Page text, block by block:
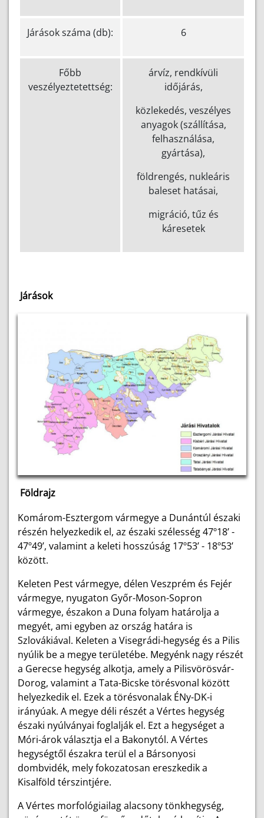
Járások száma (db): 6
Főbb
veszélyeztetettség:
árvíz, rendkívüli
időjárás,
közlekedés, veszélyes
anyagok (szállítása,
felhasználása,
gyártása),
földrengés, nukleáris
baleset hatásai,
migráció, tűz és
káresetek
Járások
Földrajz
Komárom-Esztergom vármegye a Dunántúl északi
részén helyezkedik el, az északi szélesség 47º18’ -
47º49’, valamint a keleti hosszúság 17º53’ - 18º53’
között.
Keleten Pest vármegye, délen Veszprém és Fejér
vármegye, nyugaton Győr-Moson-Sopron
vármegye, északon a Duna folyam határolja a
megyét, ami egyben az ország határa is
Szlovákiával. Keleten a Visegrádi-hegység és a Pilis
nyúlik be a megye területébe. Megyénk nagy részét
a Gerecse hegység alkotja, amely a Pilisvörösvár-
Dorog, valamint a Tata-Bicske törésvonal között
helyezkedik el. Ezek a törésvonalak ÉNy-DK-i
irányúak. A megye déli részét a Vértes hegység
északi nyúlványai foglalják el. Ezt a hegységet a
Móri-árok választja el a Bakonytól. A Vértes
hegységtől északra terül el a Bársonyosi
dombvidék, mely fokozatosan ereszkedik a
Kisalföld térszintjére.
A Vértes morfológiailag alacsony tönkhegység,